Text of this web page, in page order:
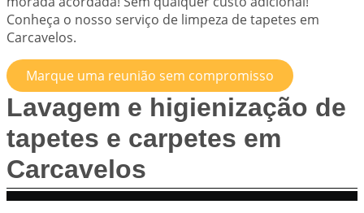
Conheça o nosso serviço de limpeza de tapetes em
Carcavelos.
Marque uma reunião sem compromisso
Lavagem e higienização de
tapetes e carpetes em
Carcavelos